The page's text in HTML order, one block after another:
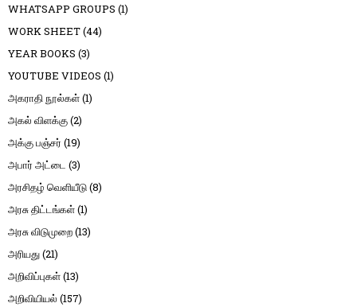
WHATSAPP GROUPS (1)
WORK SHEET(44)
YEAR BOOKS (3)
YOUTUBE VIDEOS (1)
அகராதி நூல்கள்(1)
அகல் விளக்கு(2)
அக்கு பஞ்சர் (19)
அபார் அட்டை (3)
அரசிதழ் வெளியீடு(8)
அரசு திட்டங்கள்(1)
அரசு விடுமுறை(13)
அரியது(21)
அறிவிப்புகள்(13)
அறிவியியல் (157)